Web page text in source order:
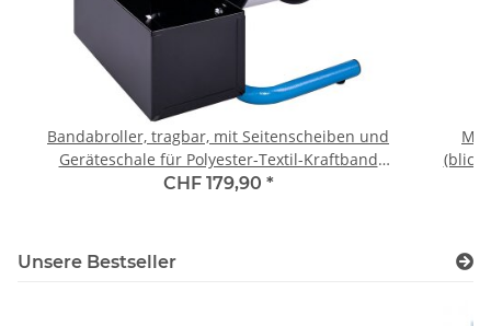
Bandabroller, tragbar, mit Seitenscheiben und
Geräteschale für Polyester-Textil-Kraftband
gewebt, Fadenstrukturband und mini PP-Bänder,
CHF 179,90 *
Unsere Bestseller